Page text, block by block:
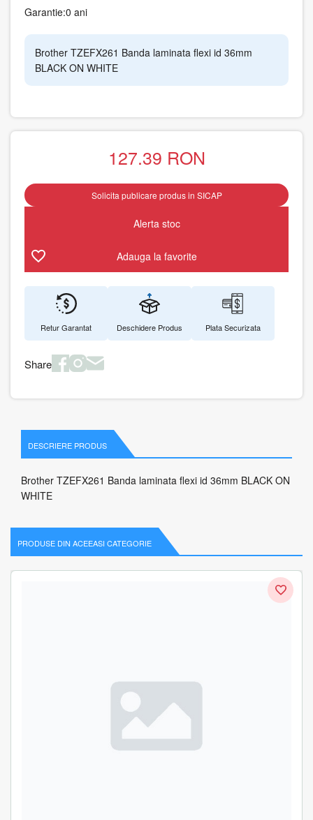
Garantie:0 ani
Brother TZEFX261 Banda laminata flexi id 36mm
BLACK ON WHITE
127.39 RON
Solicita publicare produs in SICAP
Alerta stoc
Adauga la favorite
Retur Garantat Deschidere Produs Plata Securizata
Share
DESCRIERE PRODUS
Brother TZEFX261 Banda laminata flexi id 36mm BLACK ON
WHITE
PRODUSE DIN ACEEASI CATEGORIE